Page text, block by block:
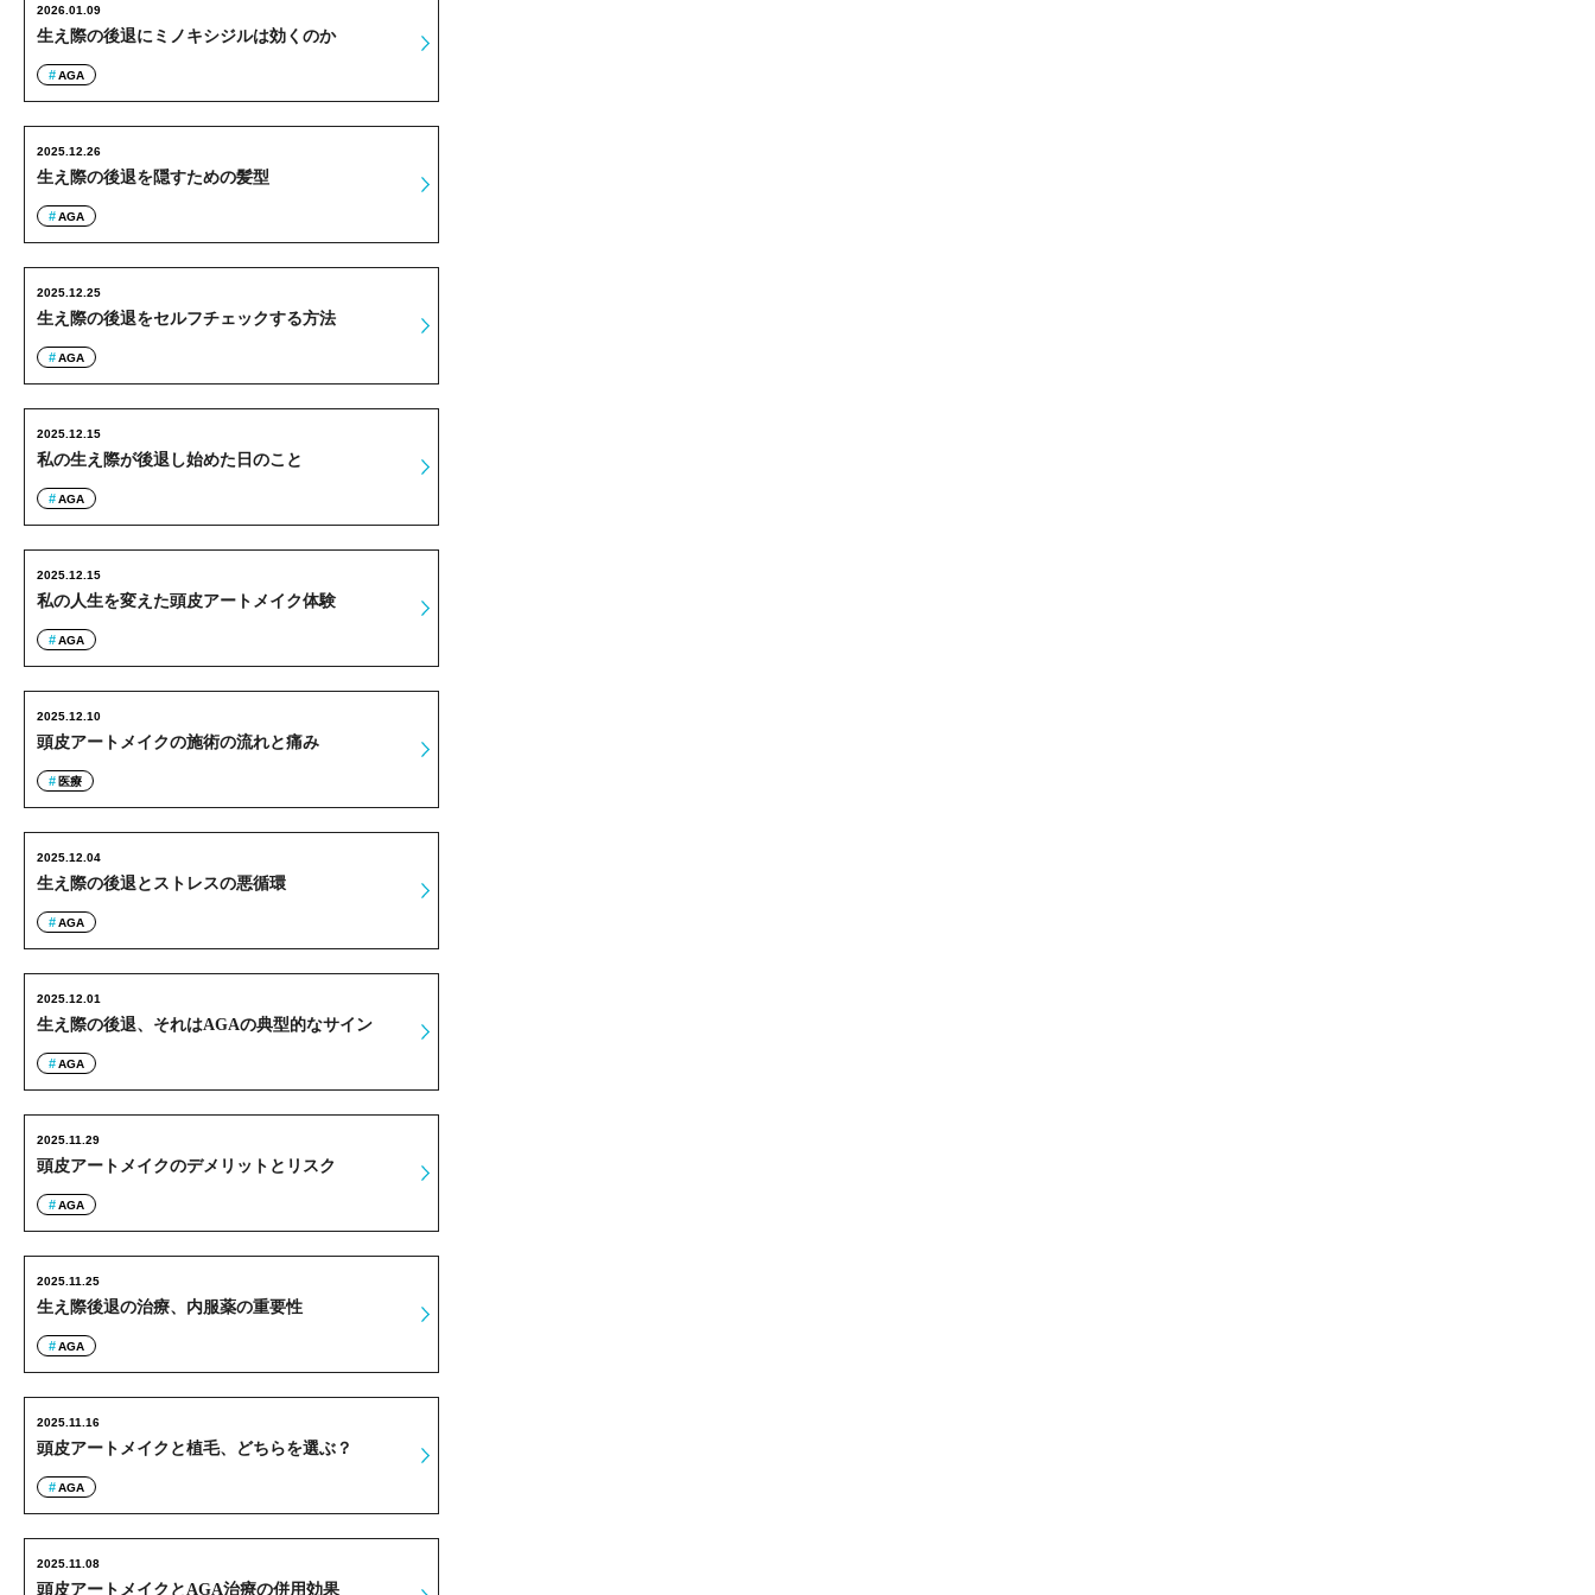
生え際の後退にミノキシジルは効くのか
2026.01.09
AGA
生え際の後退を隠すための髪型
2025.12.26
AGA
生え際の後退をセルフチェックする方法
2025.12.25
AGA
私の生え際が後退し始めた日のこと
2025.12.15
AGA
私の人生を変えた頭皮アートメイク体験
2025.12.15
AGA
頭皮アートメイクの施術の流れと痛み
2025.12.10
医療
生え際の後退とストレスの悪循環
2025.12.04
AGA
生え際の後退、それはAGAの典型的なサイン
2025.12.01
AGA
頭皮アートメイクのデメリットとリスク
2025.11.29
AGA
生え際後退の治療、内服薬の重要性
2025.11.25
AGA
頭皮アートメイクと植毛、どちらを選ぶ？
2025.11.16
AGA
頭皮アートメイクとAGA治療の併用効果
2025.11.08